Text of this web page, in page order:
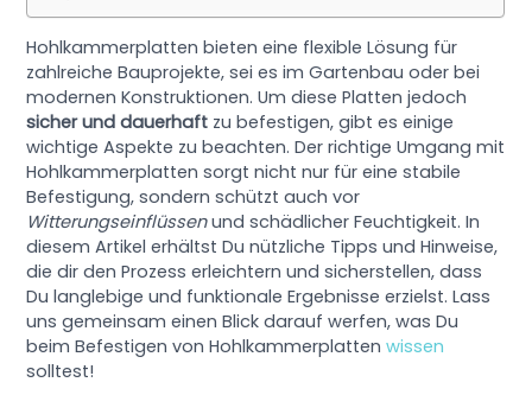
Hohlkammerplatten bieten eine flexible Lösung für
zahlreiche Bauprojekte, sei es im Gartenbau oder bei
modernen Konstruktionen. Um diese Platten jedoch
sicher und dauerhaft zu befestigen, gibt es einige
wichtige Aspekte zu beachten. Der richtige Umgang mit
Hohlkammerplatten sorgt nicht nur für eine stabile
Befestigung, sondern schützt auch vor
Witterungseinflüssenund schädlicher Feuchtigkeit. In
diesem Artikel erhältst Du nützliche Tipps und Hinweise,
die dir den Prozess erleichtern und sicherstellen, dass
Du langlebige und funktionale Ergebnisse erzielst. Lass
uns gemeinsam einen Blick darauf werfen, was Du
beim Befestigen von Hohlkammerplattenwissen
solltest!